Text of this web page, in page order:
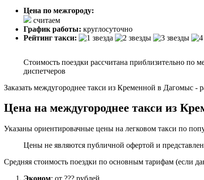
Цена по межгороду:
считаем
График работы: круглосуточно
Рейтинг такси:
Стоимость поездки рассчитана приблизительно
диспетчеров
Заказать междугороднее такси из Кременной в Дагомыс
Цена на междугороднее такси из
Указаны ориентировачные цены на легковом такси по
Цены не являются публичной офертой и
Средняя стоимость поездки по основным тарифам (если